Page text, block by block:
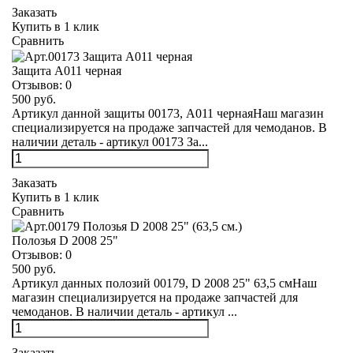
Заказать
Купить в 1 клик
Сравнить
Защита А011 черная
Отзывов: 0
500 руб.
Артикул данной защиты 00173, А011 чернаяНаш магазин
специализируется на продаже запчастей для чемоданов. В
наличии деталь - артикул 00173 За...
Заказать
Купить в 1 клик
Сравнить
Полозья D 2008 25"
Отзывов: 0
500 руб.
Артикул данных полозий 00179, D 2008 25" 63,5 смНаш
магазин специализируется на продаже запчастей для
чемоданов. В наличии деталь - артикул ...